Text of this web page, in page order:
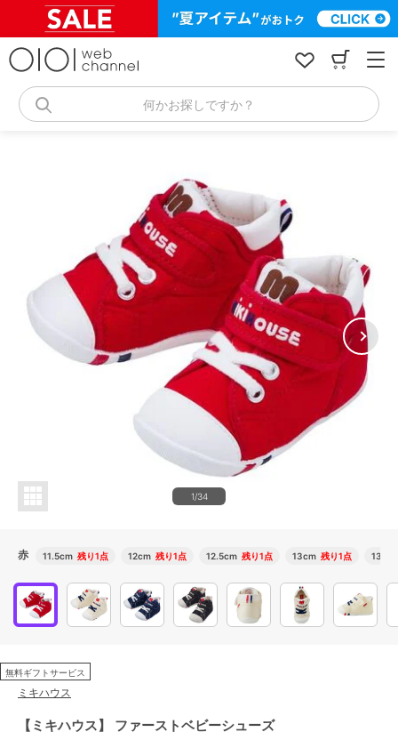
何かお探しですか？
1/34
赤 11.5cm 残り1点 12cm 残り1点 12.5cm 残り1点 13cm 残り1点
無料ギフトサービス
ミキハウス
【ミキハウス】 ファーストベビーシューズ